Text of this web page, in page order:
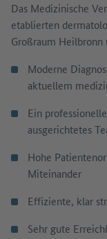
Das Medizinische
etablierten
Großraum Heilbronn
Moderne
aktuellem
Ein
ausgerichtetes
Hohe
Miteinander
Effiziente, klar
Sehr gute